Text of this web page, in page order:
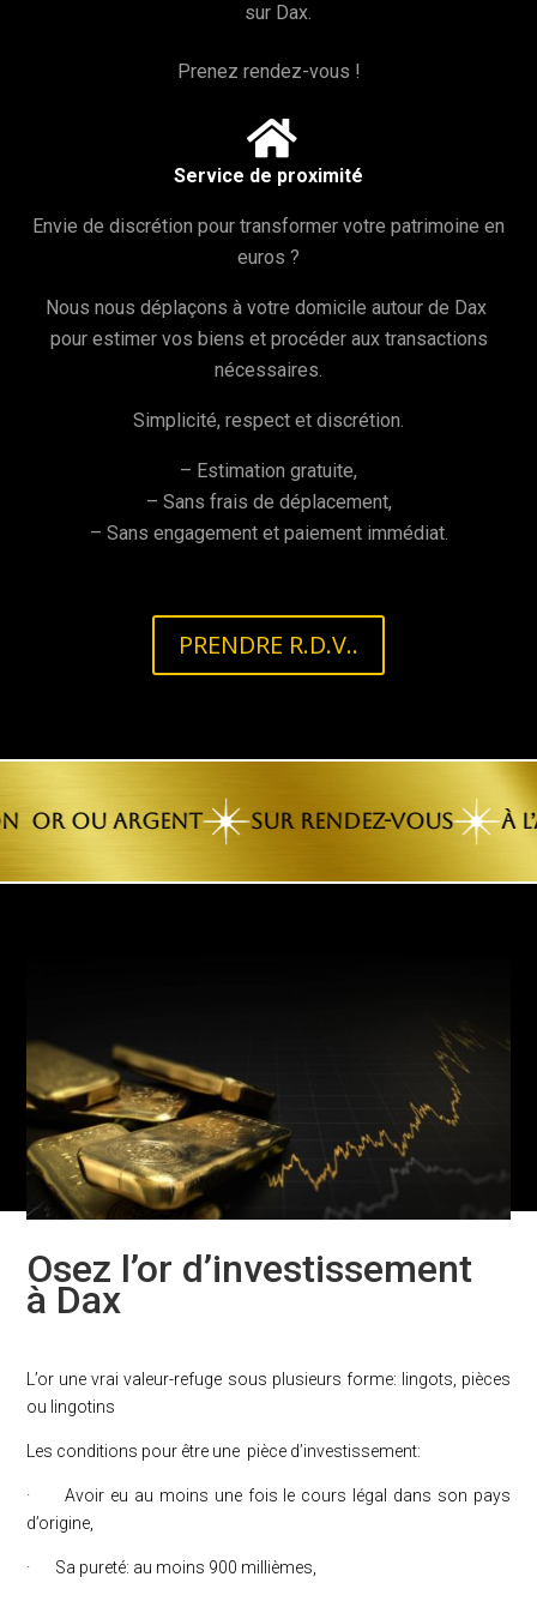
sur Dax.
Prenez rendez-vous !

Service de proximité
Envie de discrétion pour transformer votre patrimoine en
euros ?
Nous nous déplaçons à votre domicile autour de Dax
pour estimer vos biens et procéder aux transactions
nécessaires.​
Simplicité, respect et discrétion.
– Estimation gratuite,
– Sans frais de déplacement,
– Sans engagement et paiement immédiat.
PRENDRE R.D.V..
ou argent sur rendez-vous à
Osez l’or d’investissement
à Dax
L’or une vrai valeur-refuge sous plusieurs forme: lingots, pièces
ou lingotins
Les conditions pour être une pièce d’investissement:
· Avoir eu au moins une fois le cours légal dans son pays
d’origine,
· Sa pureté: au moins 900 millièmes,